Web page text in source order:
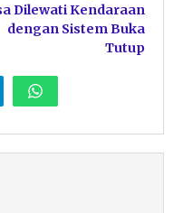
Dilewati Kendaraan
dengan Sistem Buka
Tutup